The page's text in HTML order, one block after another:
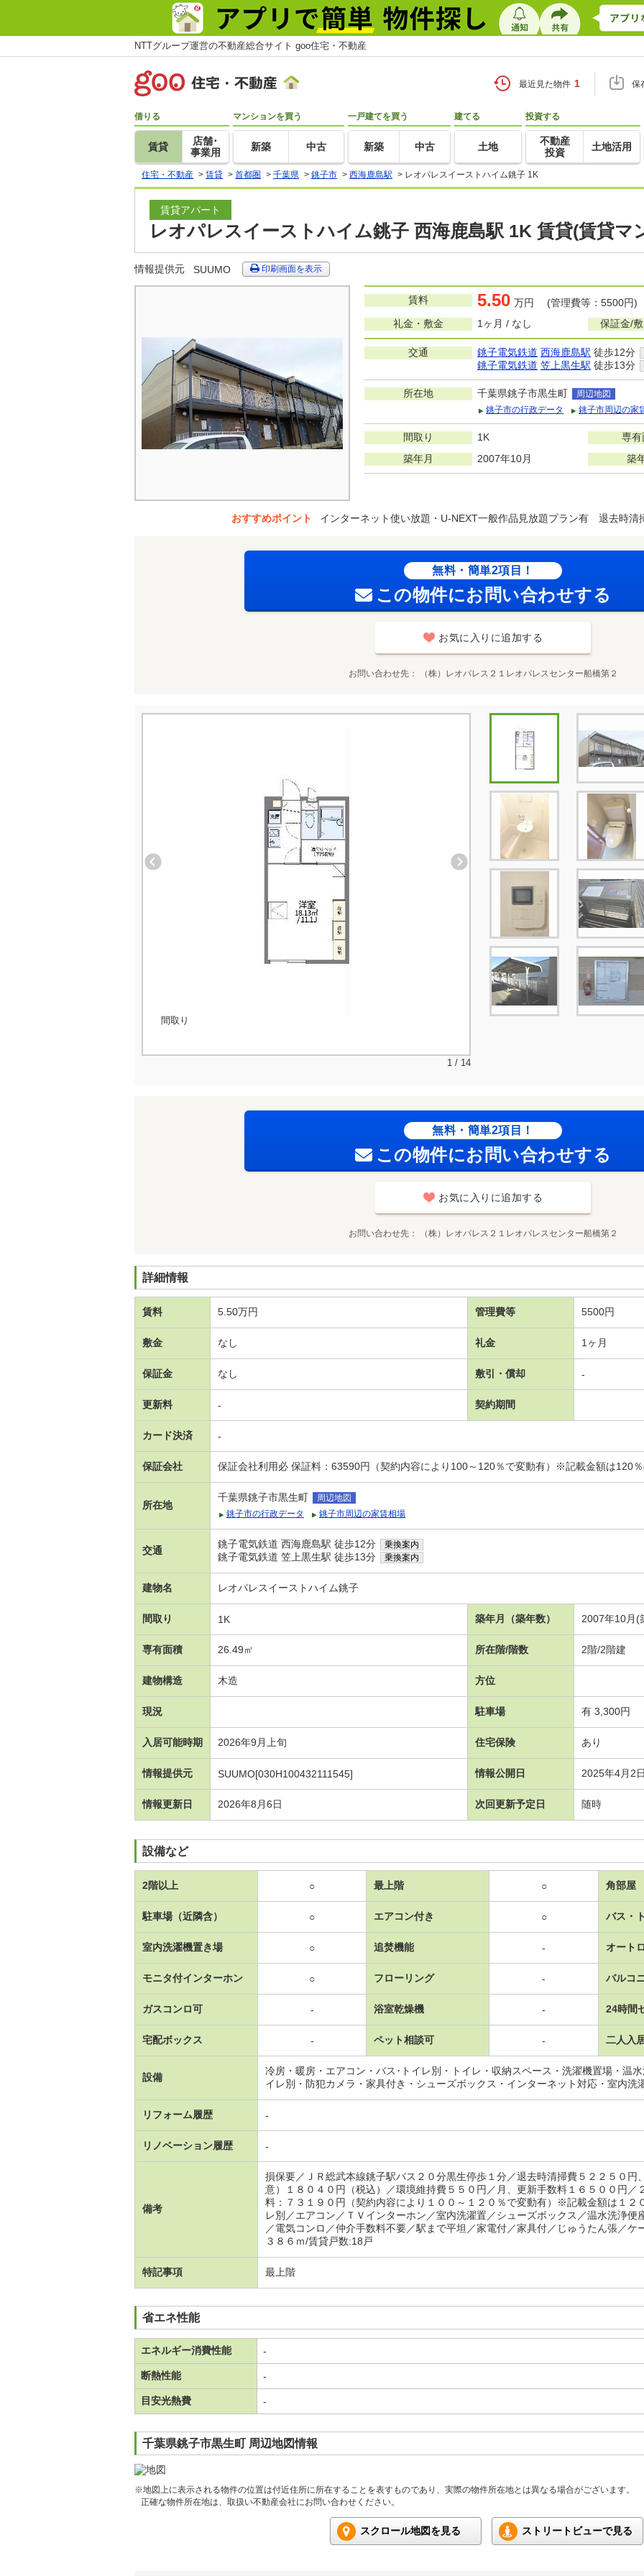
NTTグループ運営の不動産総合サイト goo住宅・不動産
最近見た物件 1 保
借りる
賃貸
店舗･
事業用
マンションを買う
新築 中古
一戸建てを買う
新築 中古
建てる
土地
投資する
不動産
投資
土地活用
住宅・不動産 > 賃貸 > 首都圏 > 千葉県 > 銚子市 > 西海鹿島駅 > レオパレスイーストハイム銚子 1K
賃貸アパート
レオパレスイーストハイム銚子 西海鹿島駅 1K 賃貸(賃貸マ
情報提供元 SUUMO 印刷画面を表示
賃料 5.50 万円 (管理費等：5500円)
礼金・敷金
1ヶ月 / なし 保証金/
交通 銚子電気鉄道 西海鹿島駅 徒歩12分
銚子電気鉄道 笠上黒生駅 徒歩13分
所在地 千葉県銚子市黒生町
周辺地図
銚子市の行政データ
銚子市周辺の家
間取り 1K
専有
築年月
2007年10月 築
おすすめポイント インターネット使い放題・U-NEXT一般作品見放題プラン有 退去時清
無料・簡単2項目！
この物件にお問い合わせする
お気に入りに追加する
お問い合わせ先 （株）レオパレス２１レオパレスセンター船橋第２
間取り
1 / 14
無料・簡単2項目！
この物件にお問い合わせする
お気に入りに追加する
お問い合わせ先 （株）レオパレス２１レオパレスセンター船橋第２
詳細情報
賃料 5.50万円 管理費等 5500円
敷金 なし 礼金 1ヶ月
保証金 なし 敷引・償却 -
更新料 - 契約期間
カード決済 -
保証会社 保証会社利用必 保証料：63590円（契約内容により100～120％で変動有）※記載金額は120
所在地
千葉県銚子市黒生町
周辺地図
銚子市の行政データ
銚子市周辺の家賃相場
交通
銚子電気鉄道 西海鹿島駅 徒歩12分 乗換案内
銚子電気鉄道 笠上黒生駅 徒歩13分 乗換案内
建物名 レオパレスイーストハイム銚子
間取り 1K 築年月（築年数） 2007年10月(
専有面積 26.49㎡ 所在階/階数 2階/2階建
建物構造 木造 方位
現況 駐車場 有 3,300円
入居可能時期 2026年9月上旬 住宅保険 あり
情報提供元 SUUMO[030H100432111545] 情報公開日 2025年4月2
情報更新日 2026年8月6日 次回更新予定日 随時
設備など
2階以上 ○ 最上階 ○ 角部屋
駐車場（近隣含） ○ エアコン付き ○ バス・
室内洗濯機置き場 ○ 追焚機能 - オート
モニタ付インターホン ○ フローリング - バルコ
ガスコンロ可 - 浴室乾燥機 - 24時間
宅配ボックス - ペット相談可 - 二人入
設備
冷房・暖房・エアコン・バス･トイレ別・トイレ・収納スペース・洗濯機置場・温
イレ別・防犯カメラ・家具付き・シューズボックス・インターネット対応・室内洗
リフォーム履歴 -
リノベーション履歴 -
備考
損保要／ＪＲ総武本線銚子駅バス２０分黒生停歩１分／退去時清掃費５２２５０円
意）１８０４０円（税込）／環境維持費５５０円／月、更新手数料１６５００円／
料：７３１９０円（契約内容により１００～１２０％で変動有）※記載金額は１２
レ別／エアコン／ＴＶインターホン／室内洗濯置／シューズボックス／温水洗浄
／電気コンロ／仲介手数料不要／駅まで平坦／家電付／家具付／じゅうたん張／
３８６ｍ/賃貸戸数:18戸
特記事項 最上階
省エネ性能
エネルギー消費性能 -
断熱性能 -
目安光熱費 -
千葉県銚子市黒生町 周辺地図情報
※地図上に表示される物件の位置は付近住所に所在することを表すものであり、実際の物件所在地とは異なる場合がございます。
正確な物件所在地は、取扱い不動産会社にお問い合わせください。
スクロール地図を見る ストリートビューで見る